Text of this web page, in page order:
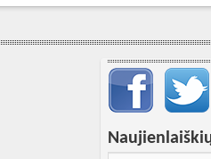
Svarbių įrašų